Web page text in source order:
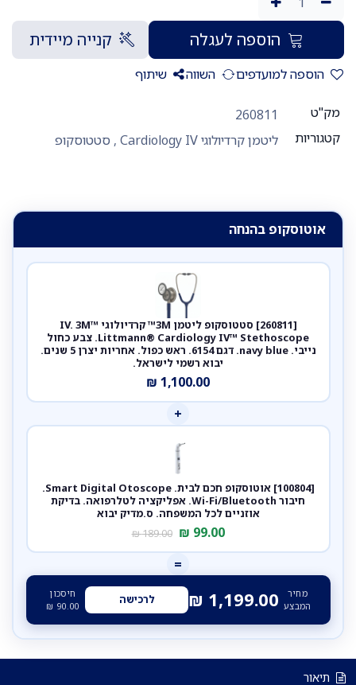
הוספה לעגלה קנייה מיידית
הוספה למועדפים השווה שיתוף
מק"ט
260811
קטגוריות
ליטמן קרדיולוגי Cardiology IV , סטטוסקופ
אוטוסקופ בהנחה
[260811] סטטוסקופ ליטמן 3M™ קרדיולוגי IV. 3M™
Littmann® Cardiology IV™ Stethoscope. צבע כחול
נייבי. navy blue. דגם 6154. ראש כפול. אחריות יצרן 5 שנים.
יבוא רשמי לישראל.
1,100.00
₪
+
[100804] אוטוסקופ חכם לבית. Smart Digital Otoscope.
חיבור Wi-Fi/Bluetooth. אפליקציה לטלרפואה. בדיקת
אוזניים לכל המשפחה. ס.מדיק יבוא
99.00
₪
189.00
₪
=
מחיר
המבצע 1,199.00
₪ לרכישה
חיסכון
90.00
₪
תיאור